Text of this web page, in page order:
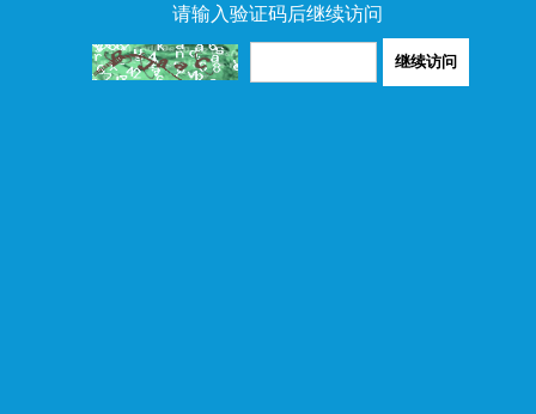
请输入验证码后继续访问
继续访问